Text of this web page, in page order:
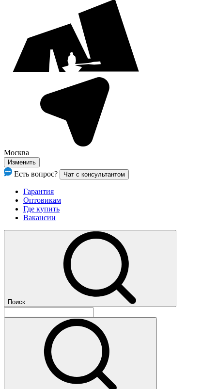
Москва
Изменить
Есть вопрос? Чат с консультантом
Гарантия
Оптовикам
Где купить
Вакансии
Поиск